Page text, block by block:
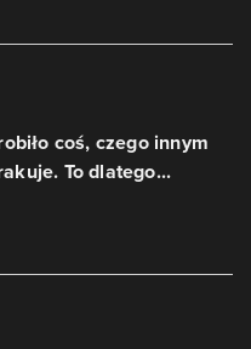
coś, czego innym
To dlatego...